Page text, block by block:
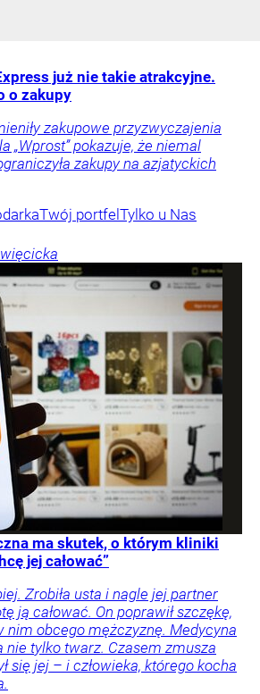
już nie takie atrakcyjne.
o zakupy
zakupowe przyzwyczajenia
„Wprost” pokazuje, że niemal
zakupy na azjatyckich
Twój portfel Tylko u Nas
ma skutek, o którym kliniki
jej całować”
Zrobiła usta i nagle jej partner
ją całować. On poprawił szczękę,
nim obcego mężczyznę. Medycyna
nie tylko twarz. Czasem zmusza
się jej – i człowieka, którego kocha